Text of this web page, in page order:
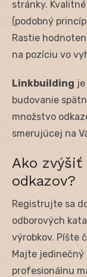
stránky.
(podobný
Rastie
na pozíciu vo
Linkbuilding
budovanie
množstvo
smerujúcej na
Ako zvýšiť
odkazov?
Registrujte sa
odborových
výrobkov. Píšte
Majte jedinečný
profesionálnu